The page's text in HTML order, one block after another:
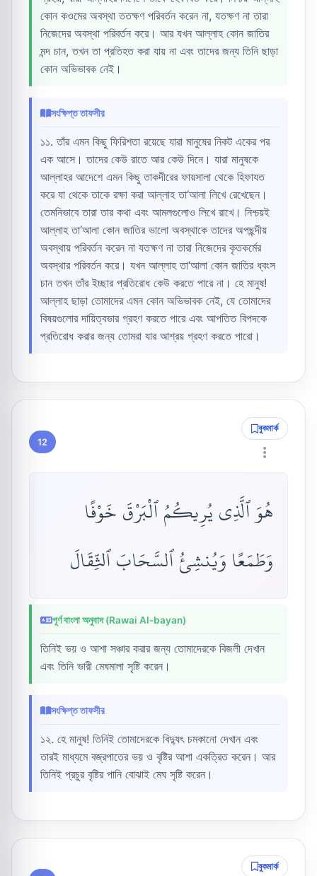
কোন কওমের অবস্থা ততক্ষণ পরিবর্তন করেন না, যতক্ষণ না তারা
নিজেদের অবস্থা পরিবর্তন করে। আর যখন আল্লাহ কোন জাতির
মন্দ চান, তখন তা প্রতিহত করা যায় না এবং তাদের জন্য তিনি ছাড়া
কোন অভিভাবক নেই।
সংক্ষিপ্ত তাফসীর
১১. তাঁর এমন কিছু ফিরিশতা রয়েছে যারা মানুষের নিকট একের পর
এক আসে। তাদের কেউ রাতে আর কেউ দিনে। যারা মানুষকে
আল্লাহর আদেশে এমন কিছু তাকদীরের ফায়সালা থেকে হিফাযত
করে যা থেকে তাকে রক্ষা করা আল্লাহ তা‘আলা লিখে রেখেছেন।
তেমনিভাবে তারা তার কথা এবং আমলগুলোও লিখে রাখে। নিশ্চয়ই
আল্লাহ তা‘আলা কোন জাতির ভালো অবস্থাকে তাদের অপছন্দীয়
অবস্থায় পরিবর্তন করেন না যতক্ষণ না তারা নিজেদের কৃতকর্মের
অবস্থার পরিবর্তন করে। যখন আল্লাহ তা‘আলা কোন জাতির ধ্বংস
চান তখন তাঁর ইচ্ছার প্রতিরোধ কেউ করতে পারে না। হে মানুষ!
আল্লাহ ছাড়া তোমাদের এমন কোন অভিভাবক নেই, যে তোমাদের
বিষয়গুলোর দায়িত্বভার গ্রহণ করতে পারে এবং আপতিত বিপদকে
প্রতিরোধ করার জন্য তোমরা যার আশ্রয় গ্রহণ করতে পারো।
12
বুকমার্ক
هُوَ ٱلَّذِى يُرِيكُمُ ٱلْبَرْقَ خَوْفًا
وَطَمَعًا وَيُنشِئُ ٱلسَّحَابَ ٱلثِّقَالَ
পূর্ণ বাংলা অনুবাদ (Rawai Al-bayan)
তিনিই ভয় ও আশা সঞ্চার করার জন্য তোমাদেরকে বিজলী দেখান
এবং তিনি ভারী মেঘমালা সৃষ্টি করেন।
সংক্ষিপ্ত তাফসীর
১২. হে মানুষ! তিনিই তোমাদেরকে বিদ্যুৎ চমকানো দেখান এবং
তারই মাধ্যমে বজ্রপাতের ভয় ও বৃষ্টির আশা একত্রিত করেন। আর
তিনিই প্রচুর বৃষ্টির পানি বোঝাই মেঘ সৃষ্টি করেন।
বুকমার্ক